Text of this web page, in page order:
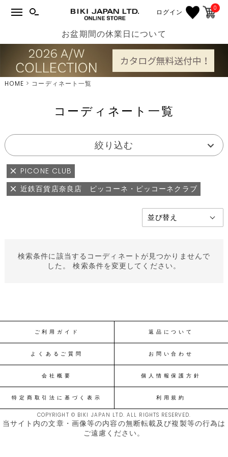
ログイン 0
お盆期間の休業日について
HOME コーディネート一覧
コーディネート一覧
絞り込む
PICONE CLUB
近鉄百貨店奈良店 ピッコーネ・ピッコーネクラブ
検索条件に該当するコーディネートが見つかりませんで
した。 検索条件を変更してください。
ご利用ガイド 返品について
よくあるご質問 お問い合わせ
会社概要 個人情報保護方針
特定商取引法に基づく表示 利用規約
COPYRIGHT © BIKI JAPAN LTD. ALL RIGHTS RESERVED.
当サイト内の文章・画像等の内容の無断転載及び複製等の行為は
ご遠慮ください。